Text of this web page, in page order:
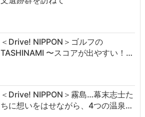
＜Drive! NIPPON＞ゴルフの
TASHINAMI 〜スコアが出やすい！…
＜Drive! NIPPON＞霧島…幕末志士た
ちに想いをはせながら、4つの温泉…